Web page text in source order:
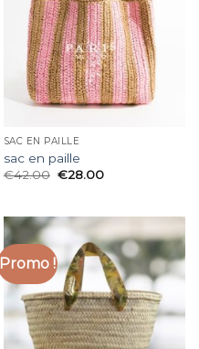
SAC EN PAILLE
sac en paille
€42.00 €28.00
Promo !